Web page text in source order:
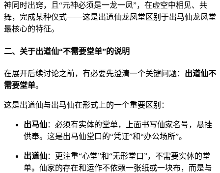
神同时出窍，且“元神必须是一龙一凤”，在虚空中相见、共
舞，完成某种仪式——这是出道仙龙凤堂区别于出马仙龙凤堂
最核心的特征。
二、关于出道仙“不需要堂单”的说明
在展开后续讨论之前，有必要先澄清一个关键问题： 出道仙不
需要堂单。
这是出道仙与出马仙在形式上的一个重要区别：
出马仙：必须有实体的堂单，上面书写仙家名号，悬挂
供奉。这是出马仙堂口的“凭证”和“办公场所”。
出道仙：更注重“心堂”和“无形堂口”，不需要实体的堂
单。仙家的存在和运作不依赖一张纸或一块布，而是与